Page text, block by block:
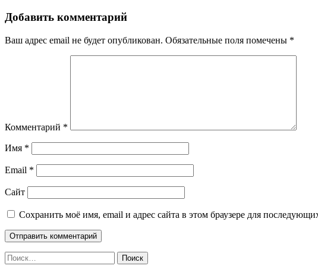
Добавить комментарий
Ваш адрес email не будет опубликован. Обязательные поля помечены *
Комментарий *
Имя *
Email *
Сайт
Сохранить моё имя, email и адрес сайта в этом браузере для
Найти: